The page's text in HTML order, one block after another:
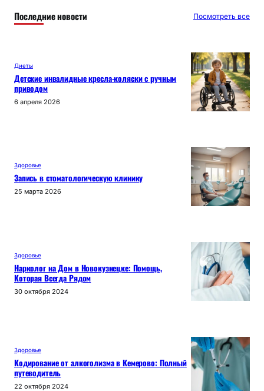
Последние новости Посмотреть все
Диеты
Детские инвалидные кресла-коляски с ручным
приводом
6 апреля 2026
Здоровье
Запись в стоматологическую клинику
25 марта 2026
Здоровье
Нарколог на Дом в Новокузнецке: Помощь,
Которая Всегда Рядом
30 октября 2024
Здоровье
Кодирование от алкоголизма в Кемерово: Полный
путеводитель
22 октября 2024